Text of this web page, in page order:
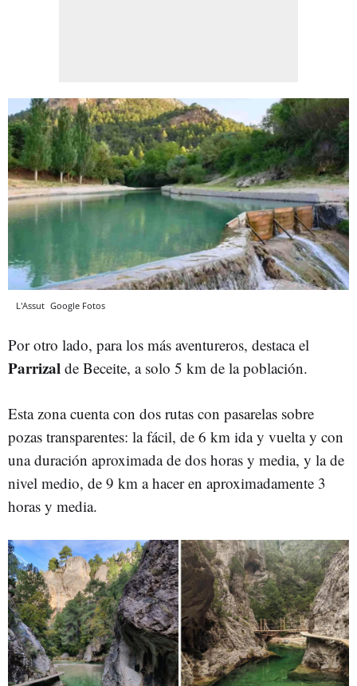
L'Assut Google Fotos
Por otro lado, para los más aventureros, destaca el
Parrizal de Beceite, a solo 5 km de la población.
Esta zona cuenta con dos rutas con pasarelas sobre
pozas transparentes: la fácil, de 6 km ida y vuelta y con
una duración aproximada de dos horas y media, y la de
nivel medio, de 9 km a hacer en aproximadamente 3
horas y media.